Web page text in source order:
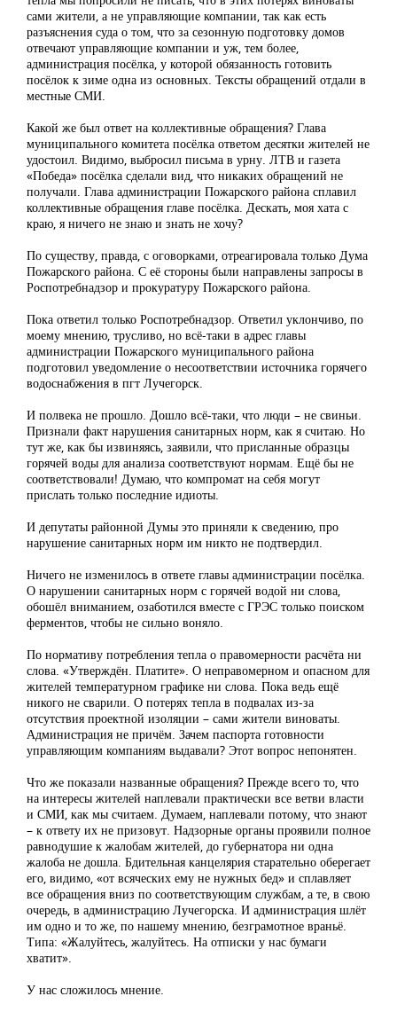
сами жители, а не управляющие компании, так как есть
разъяснения суда о том, что за сезонную подготовку домов
отвечают управляющие компании и уж, тем более,
администрация посёлка, у которой обязанность готовить
посёлок к зиме одна из основных. Тексты обращений отдали в
местные СМИ.
Какой же был ответ на коллективные обращения? Глава
муниципального комитета посёлка ответом десятки жителей не
удостоил. Видимо, выбросил письма в урну. ЛТВ и газета
«Победа» посёлка сделали вид, что никаких обращений не
получали. Глава администрации Пожарского района сплавил
коллективные обращения главе посёлка. Дескать, моя хата с
краю, я ничего не знаю и знать не хочу?
По существу, правда, с оговорками, отреагировала только Дума
Пожарского района. С её стороны были направлены запросы в
Роспотребнадзор и прокуратуру Пожарского района.
Пока ответил только Роспотребнадзор. Ответил уклончиво, по
моему мнению, трусливо, но всё-таки в адрес главы
администрации Пожарского муниципального района
подготовил уведомление о несоответствии источника горячего
водоснабжения в пгт Лучегорск.
И полвека не прошло. Дошло всё-таки, что люди – не свиньи.
Признали факт нарушения санитарных норм, как я считаю. Но
тут же, как бы извиняясь, заявили, что присланные образцы
горячей воды для анализа соответствуют нормам. Ещё бы не
соответствовали! Думаю, что компромат на себя могут
прислать только последние идиоты.
И депутаты районной Думы это приняли к сведению, про
нарушение санитарных норм им никто не подтвердил.
Ничего не изменилось в ответе главы администрации посёлка.
О нарушении санитарных норм с горячей водой ни слова,
обошёл вниманием, озаботился вместе с ГРЭС только поиском
ферментов, чтобы не сильно воняло.
По нормативу потребления тепла о правомерности расчёта ни
слова. «Утверждён. Платите». О неправомерном и опасном для
жителей температурном графике ни слова. Пока ведь ещё
никого не сварили. О потерях тепла в подвалах из-за
отсутствия проектной изоляции – сами жители виноваты.
Администрация не причём. Зачем паспорта готовности
управляющим компаниям выдавали? Этот вопрос непонятен.
Что же показали названные обращения? Прежде всего то, что
на интересы жителей наплевали практически все ветви власти
и СМИ, как мы считаем. Думаем, наплевали потому, что знают
– к ответу их не призовут. Надзорные органы проявили полное
равнодушие к жалобам жителей, до губернатора ни одна
жалоба не дошла. Бдительная канцелярия старательно оберегает
его, видимо, «от всяческих ему не нужных бед» и сплавляет
все обращения вниз по соответствующим службам, а те, в свою
очередь, в администрацию Лучегорска. И администрация шлёт
им одно и то же, по нашему мнению, безграмотное враньё.
Типа: «Жалуйтесь, жалуйтесь. На отписки у нас бумаги
хватит».
У нас сложилось мнение.